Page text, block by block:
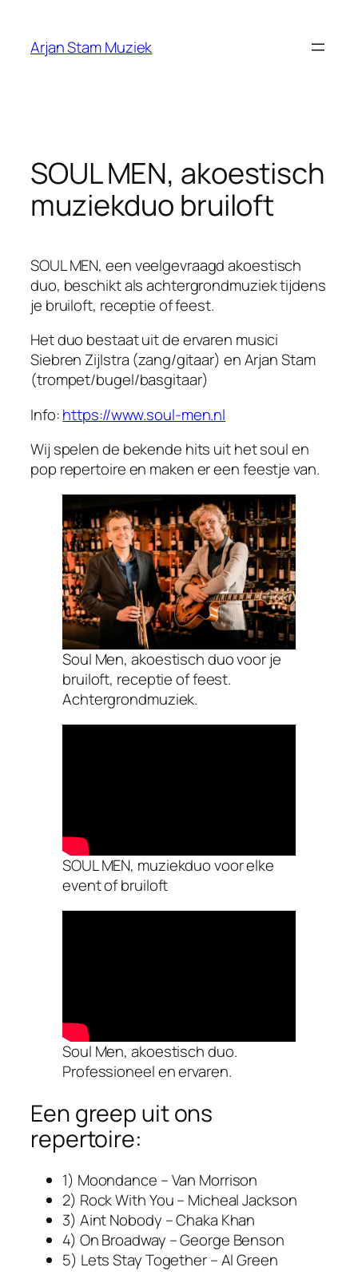
Arjan Stam Muziek
SOUL MEN, akoestisch
muziekduo bruiloft
SOUL MEN, een veelgevraagd akoestisch
duo, beschikt als achtergrondmuziek tijdens
je bruiloft, receptie of feest.
Het duo bestaat uit de ervaren musici
Siebren Zijlstra (zang/gitaar) en Arjan Stam
(trompet/bugel/basgitaar)
Info:https://www.soul-men.nl
Wij spelen de bekende hits uit het soul en
pop repertoire en maken er een feestje van.
Soul Men, akoestisch duo voor je
bruiloft, receptie of feest.
Achtergrondmuziek.
SOUL MEN, muziekduo voor elke
event of bruiloft
Soul Men, akoestisch duo.
Professioneel en ervaren.
Een greep uit ons
repertoire:
1) Moondance – Van Morrison
2) Rock With You – Micheal Jackson
3) Aint Nobody – Chaka Khan
4) On Broadway – George Benson
5) Lets Stay Together – Al Green